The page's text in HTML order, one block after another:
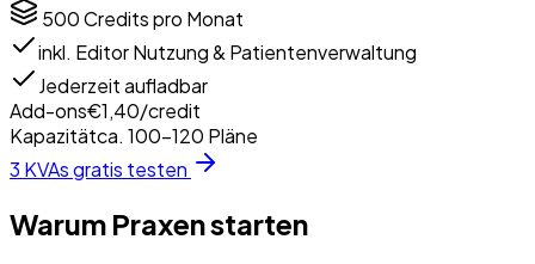
500 Creditspro Monat
inkl. Editor Nutzung & Patientenverwaltung
Jederzeit aufladbar
Add-ons€1,40/credit
Kapazitätca. 100–120 Pläne
3 KVAs gratis testen
Warum Praxen starten